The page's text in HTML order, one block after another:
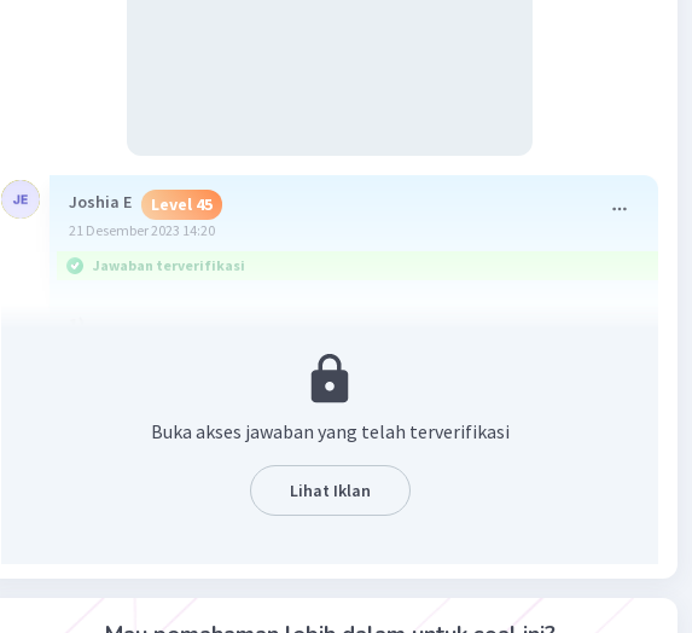
Joshia E Level 45
21 Desember 2023 14:20
Jawaban terverifikasi
a) Usaha yang bekerja pada mobil = Ek
b) W = F x S
50 Newton
v kedua mobil = 10 m/s
Buka akses jawaban yang telah terverifikasi
Lihat Iklan